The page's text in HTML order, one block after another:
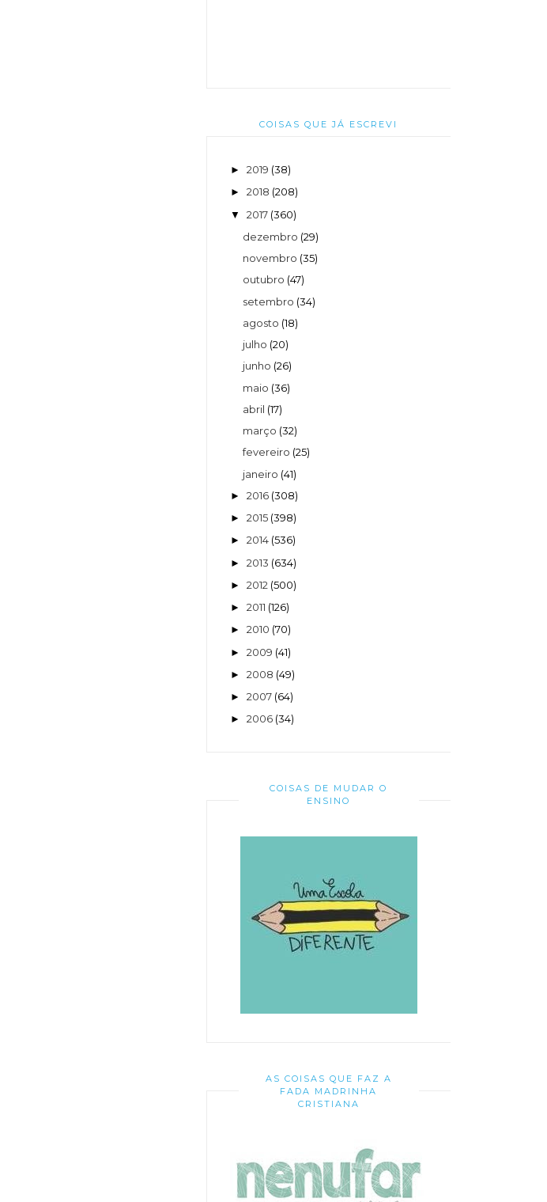
COISAS QUE JÁ ESCREVI
► 2019 (38)
► 2018 (208)
▼ 2017 (360)
dezembro (29)
novembro (35)
outubro (47)
setembro (34)
agosto (18)
julho (20)
junho (26)
maio (36)
abril (17)
março (32)
fevereiro (25)
janeiro (41)
► 2016 (308)
► 2015 (398)
► 2014 (536)
► 2013 (634)
► 2012 (500)
► 2011 (126)
► 2010 (70)
► 2009 (41)
► 2008 (49)
► 2007 (64)
► 2006 (34)
COISAS DE MUDAR O
ENSINO
AS COISAS QUE FAZ A
FADA MADRINHA
CRISTIANA